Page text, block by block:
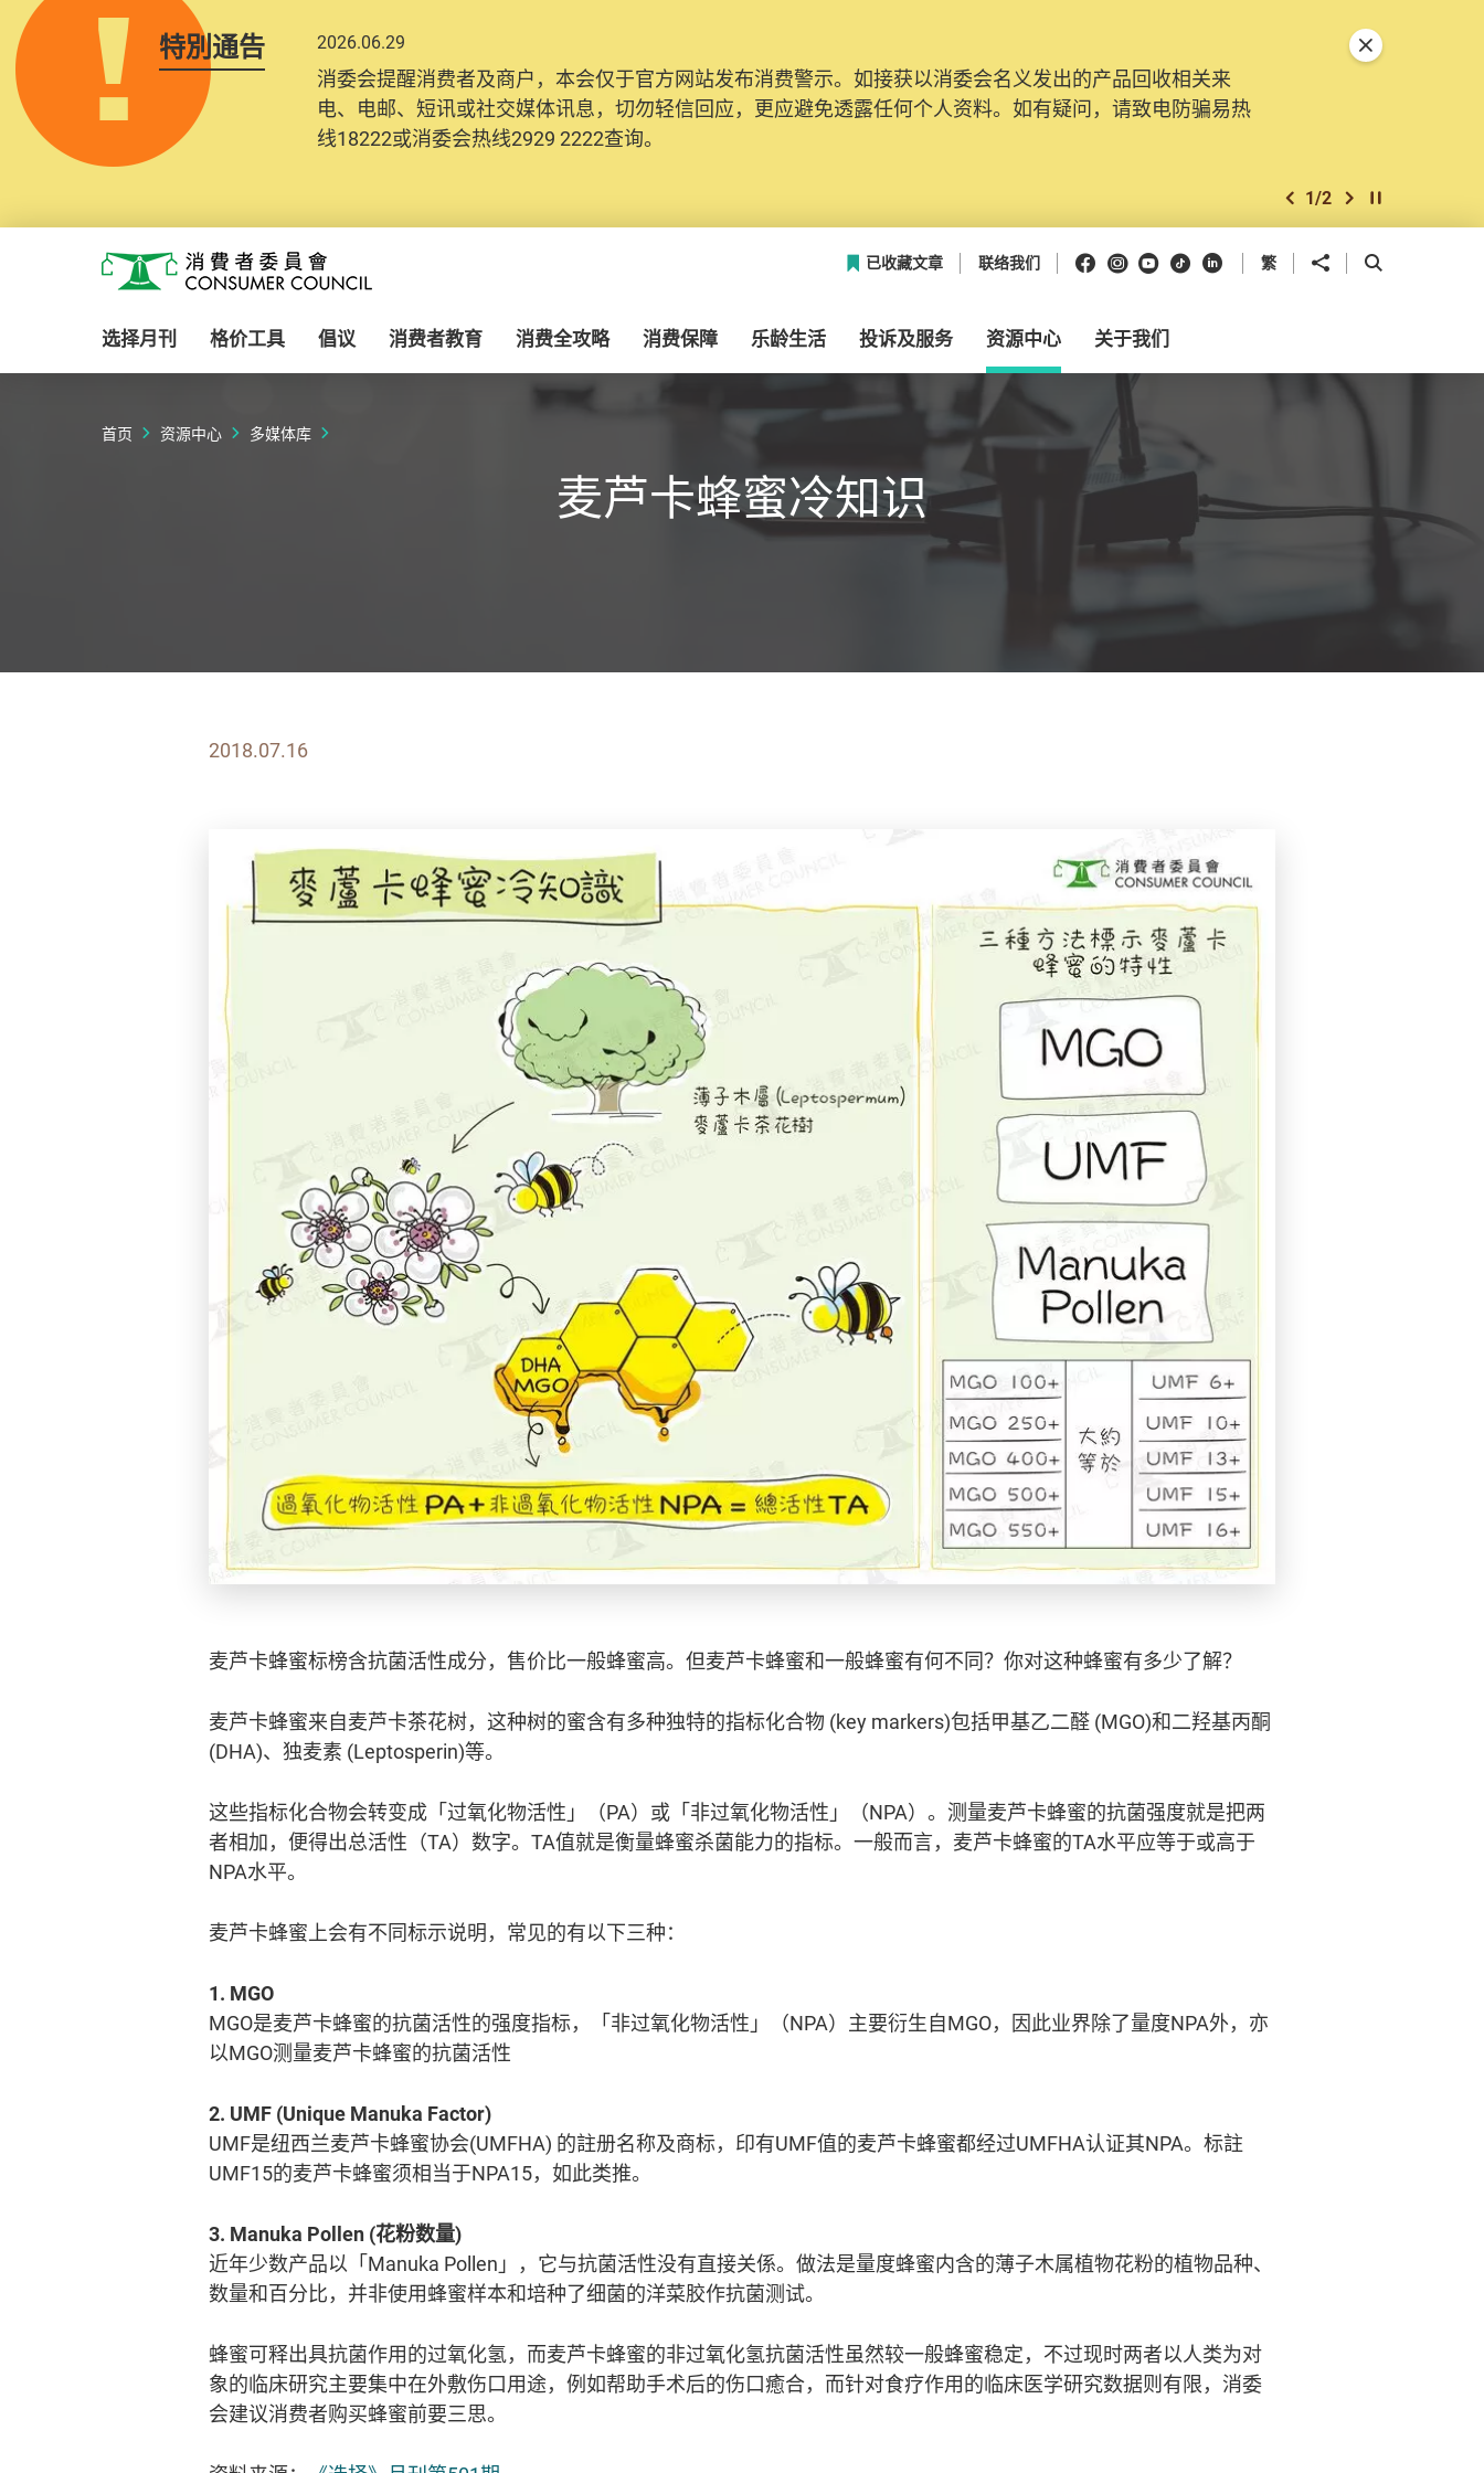
特別通告 2026.06.29
消委会提醒消费者及商户，本会仅于官方网站发布消费警示。如接获以消委会名义发出的产品回收相关来
电、电邮、短讯或社交媒体讯息，切勿轻信回应，更应避免透露任何个人资料。如有疑问，请致电防骗易热
线18222或消委会热线2929 2222查询。
上一个
1/2 下一个开始/暂停幻灯
关闭特別通告
消费者委员会
已收藏文章 联络我们 Facebook
Instagram
Youtube
抖音领英 繁 分享到 开启搜寻框
选择月刊 格价工具 倡议 消费者教育 消费全攻略 消费保障 乐龄生活 投诉及服务 资源中心 关于我们
首页 资源中心 多媒体库
麦芦卡蜂蜜冷知识
2018.07.16
麦芦卡蜂蜜标榜含抗菌活性成分，售价比一般蜂蜜高。但麦芦卡蜂蜜和一般蜂蜜有何不同？你对这种蜂蜜有多少了解？
麦芦卡蜂蜜来自麦芦卡茶花树，这种树的蜜含有多种独特的指标化合物 (key markers)包括甲基乙二醛 (MGO)和二羟基丙酮
(DHA)、独麦素 (Leptosperin)等。
这些指标化合物会转变成「过氧化物活性」（PA）或「非过氧化物活性」（NPA）。测量麦芦卡蜂蜜的抗菌强度就是把两
者相加，便得出总活性（TA）数字。TA值就是衡量蜂蜜杀菌能力的指标。一般而言，麦芦卡蜂蜜的TA水平应等于或高于
NPA水平。
麦芦卡蜂蜜上会有不同标示说明，常见的有以下三种：
1. MGO
MGO是麦芦卡蜂蜜的抗菌活性的强度指标，「非过氧化物活性」（NPA）主要衍生自MGO，因此业界除了量度NPA外，亦
以MGO测量麦芦卡蜂蜜的抗菌活性
2. UMF (Unique Manuka Factor)
UMF是纽西兰麦芦卡蜂蜜协会(UMFHA) 的註册名称及商标，印有UMF值的麦芦卡蜂蜜都经过UMFHA认证其NPA。标註
UMF15的麦芦卡蜂蜜须相当于NPA15，如此类推。
3. Manuka Pollen (花粉数量)
近年少数产品以「Manuka Pollen」，它与抗菌活性没有直接关係。做法是量度蜂蜜内含的薄子木属植物花粉的植物品种、
数量和百分比，并非使用蜂蜜样本和培种了细菌的洋菜胶作抗菌测试。
蜂蜜可释出具抗菌作用的过氧化氢，而麦芦卡蜂蜜的非过氧化氢抗菌活性虽然较一般蜂蜜稳定，不过现时两者以人类为对
象的临床研究主要集中在外敷伤口用途，例如帮助手术后的伤口癒合，而针对食疗作用的临床医学研究数据则有限，消委
会建议消费者购买蜂蜜前要三思。